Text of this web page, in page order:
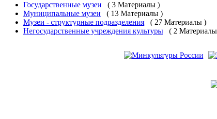
Государственные музеи
( 3 Материалы )
Муниципальные музеи
( 13 Материалы )
Музеи - структурные подразделения
( 27 Материалы )
Негосударственные учреждения культуры
( 2